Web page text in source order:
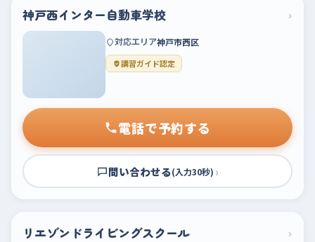
神戸西インター自動車学校 ›
対応エリア神戸市西区
講習ガイド認定
電話で予約する
問い合わせる(入力30秒) ›
リエゾンドライビングスクール ›